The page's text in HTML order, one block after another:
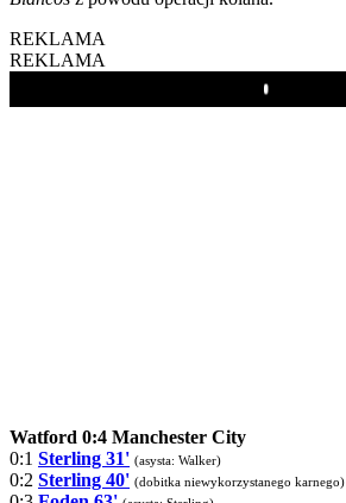
REKLAMA
REKLAMA
Play
Watford 0:4 Manchester City
0:1 Sterling 31' (asysta: Walker)
0:2 Sterling 40' (dobitka niewykorzystanego karnego)